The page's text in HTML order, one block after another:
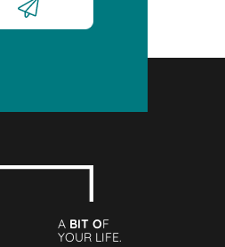
A BIT OF
YOUR LIFE.